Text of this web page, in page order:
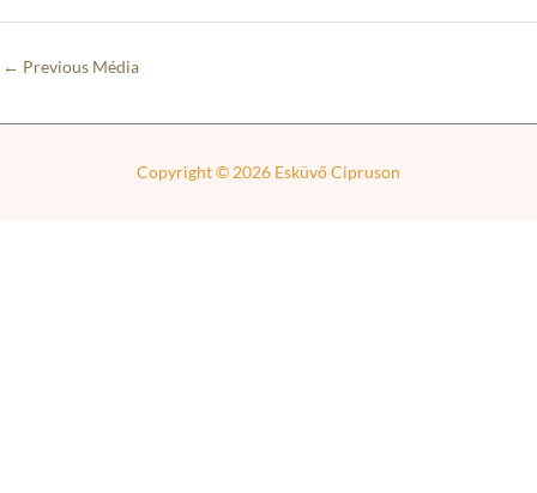
← Previous Média
Copyright © 2026 Esküvő Cipruson